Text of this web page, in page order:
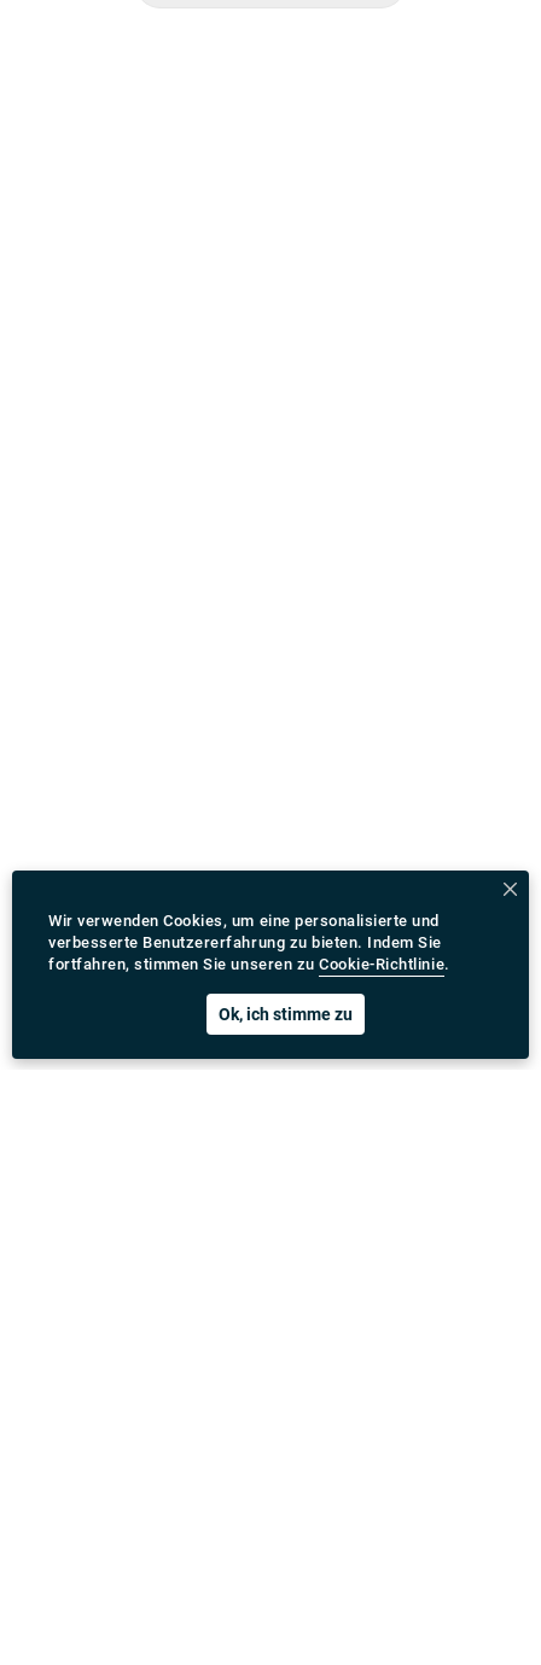
Wir verwenden Cookies, um eine personalisierte und
verbesserte Benutzererfahrung zu bieten. Indem Sie
fortfahren, stimmen Sie unseren zu Cookie-Richtlinie.
Ok, ich stimme zu